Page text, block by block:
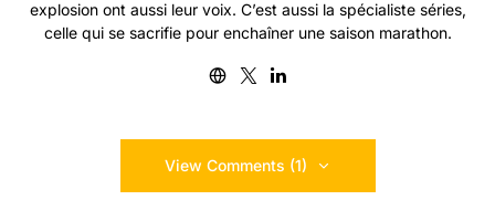
explosion ont aussi leur voix. C’est aussi la spécialiste séries,
celle qui se sacrifie pour enchaîner une saison marathon.
View Comments (1)